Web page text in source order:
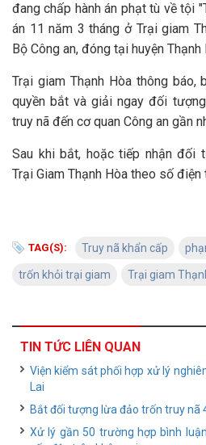
đang chấp hành án phạt tù về tội
án 11 năm 3 tháng ở Trại giam
Bộ Công an, đóng tại huyện Thạnh
Trại giam Thạnh Hòa thông
quyền bắt và giải ngay đối
truy nã đến cơ quan Công an gần
Sau khi bắt, hoặc tiếp nhận đối
Trại Giam Thạnh Hòa theo số
TAG(S): Truy nã khẩn cấp
trốn khỏi trại giam Trại giam
TIN TỨC LIÊN QUAN
Viện kiểm sát phối hợp xử lý
Lai
Bắt đối tượng lừa đảo trốn truy nã
Xử lý gần 50 trường hợp bình